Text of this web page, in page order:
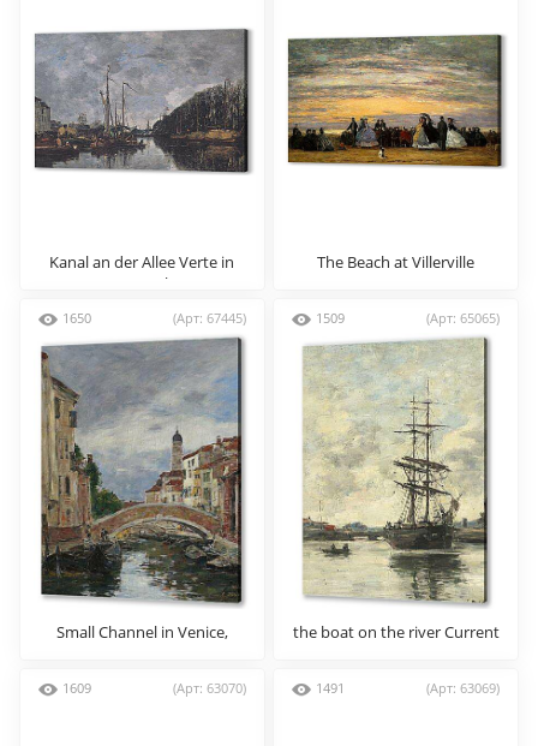
Kanal an der Allee Verte in
Brussel
The Beach at Villerville
1650 (Арт: 67445)
Small Channel in Venice,
1509 (Арт: 65065)
the boat on the river Current
1609 (Арт: 63070) 1491 (Арт: 63069)